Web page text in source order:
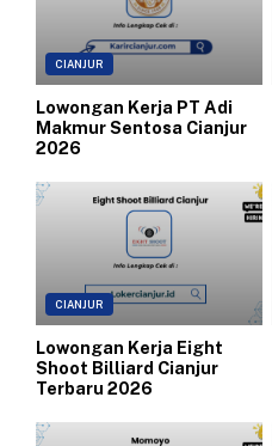
CIANJUR
Lowongan Kerja PT Adi
Makmur Sentosa Cianjur
2026
CIANJUR
Lowongan Kerja Eight
Shoot Billiard Cianjur
Terbaru 2026